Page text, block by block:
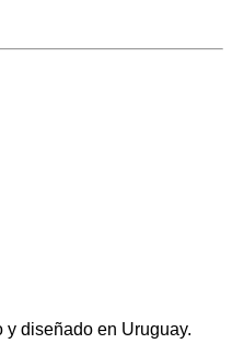
y diseñado en Uruguay.